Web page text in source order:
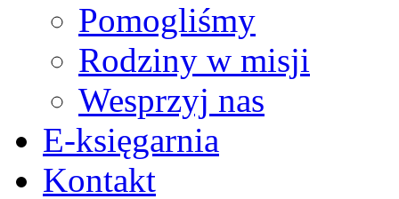
Pomogliśmy
Rodziny w misji
Wesprzyj nas
E-księgarnia
Kontakt